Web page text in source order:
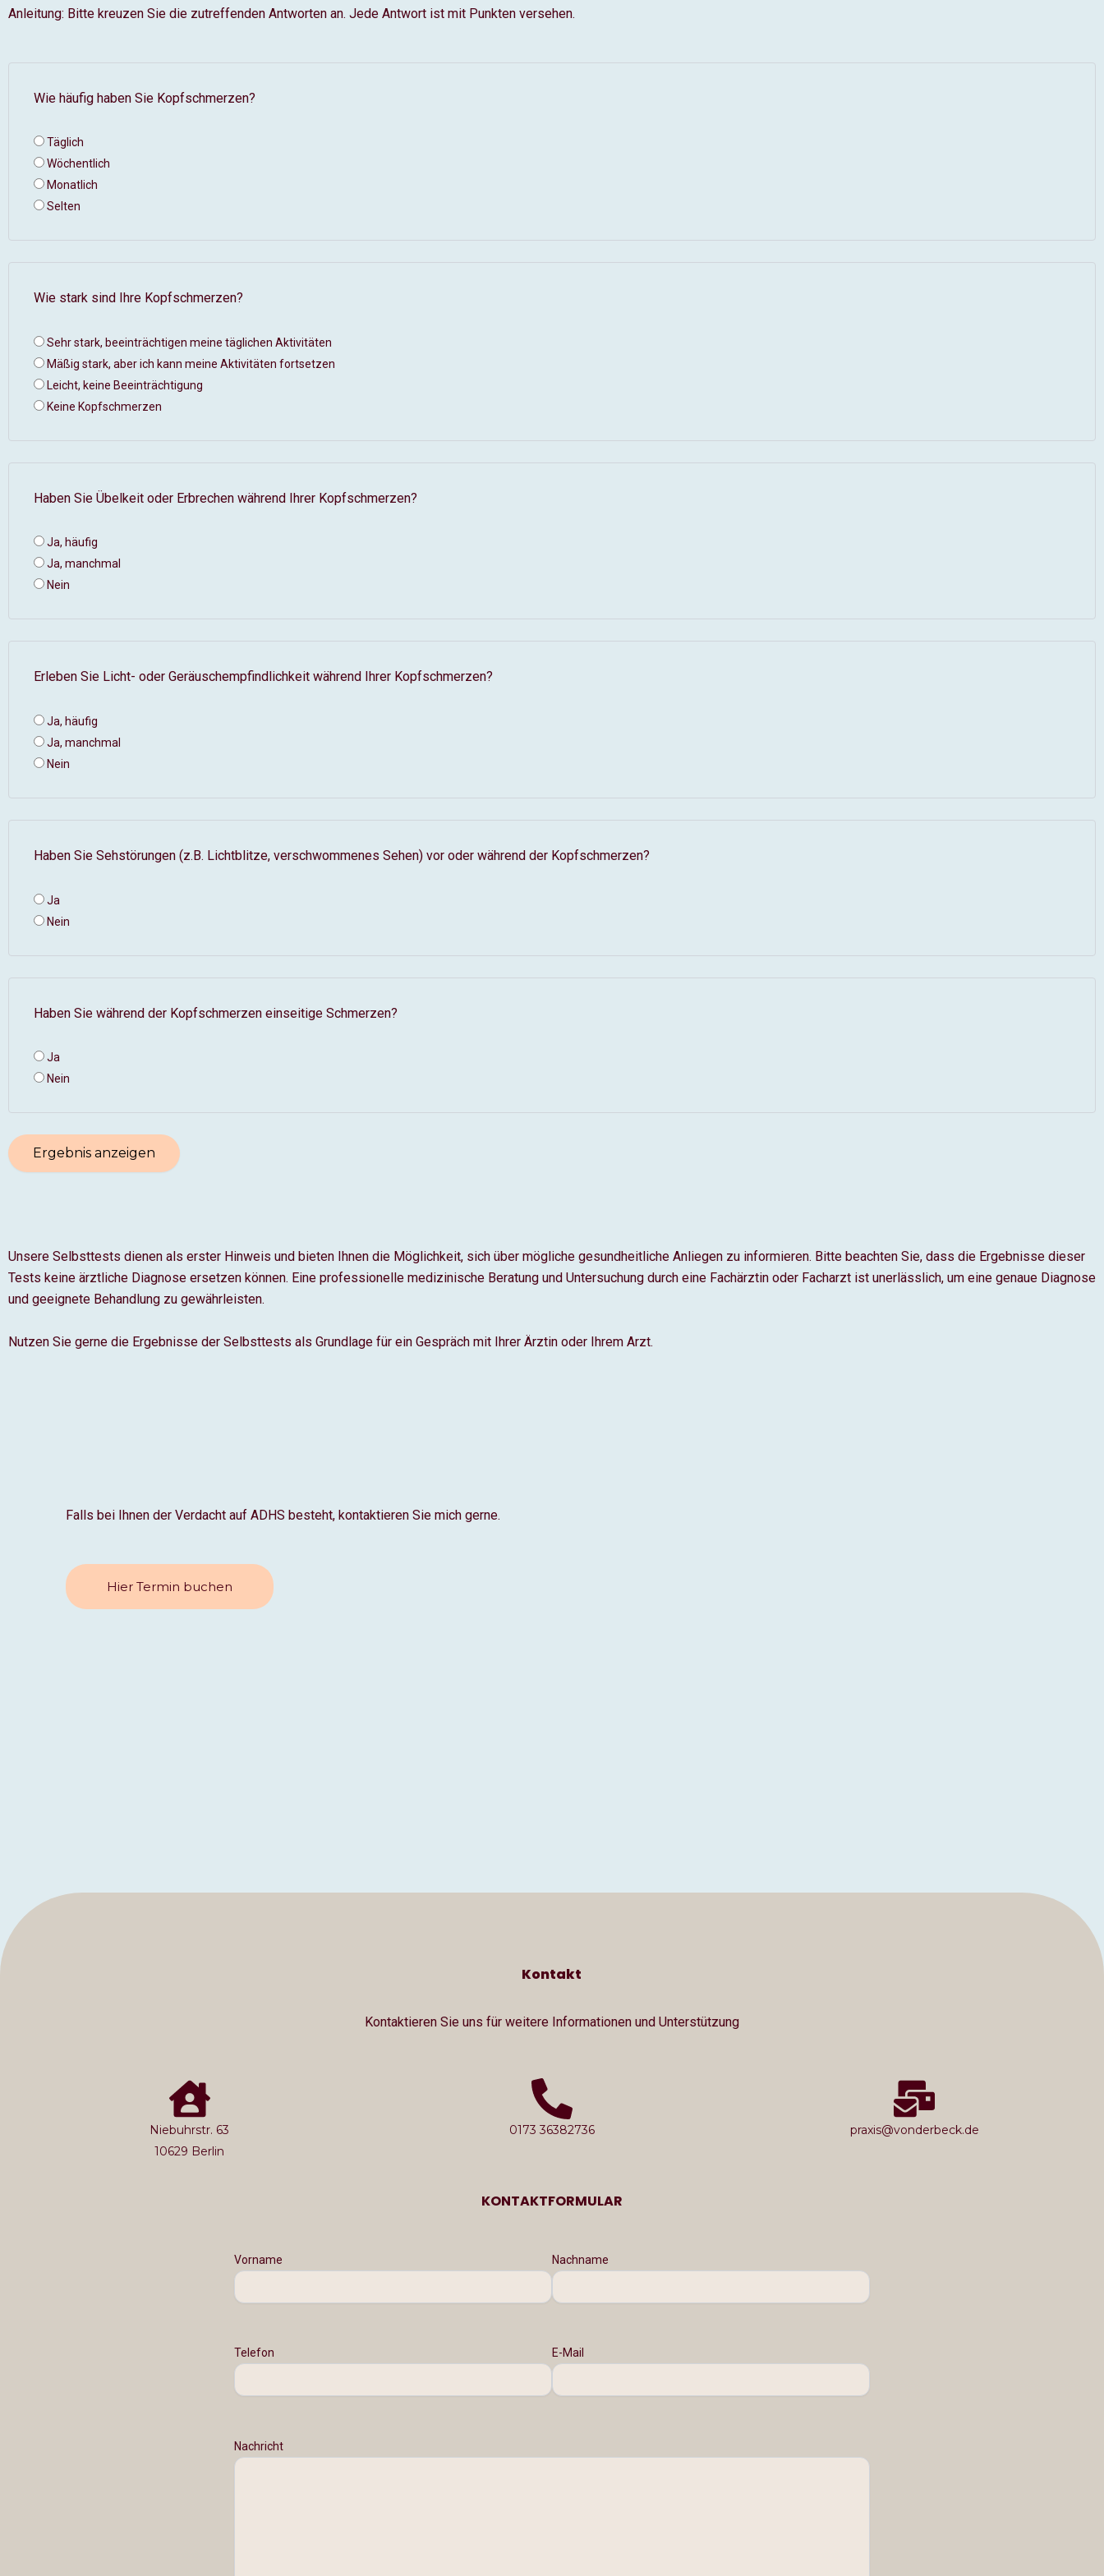
Anleitung: Bitte kreuzen Sie die zutreffenden Antworten an. Jede Antwort ist mit Punkten versehen.
Wie häufig haben Sie Kopfschmerzen?
Täglich
Wöchentlich
Monatlich
Selten
Wie stark sind Ihre Kopfschmerzen?
Sehr stark, beeinträchtigen meine täglichen Aktivitäten
Mäßig stark, aber ich kann meine Aktivitäten fortsetzen
Leicht, keine Beeinträchtigung
Keine Kopfschmerzen
Haben Sie Übelkeit oder Erbrechen während Ihrer Kopfschmerzen?
Ja, häufig
Ja, manchmal
Nein
Erleben Sie Licht- oder Geräuschempfindlichkeit während Ihrer Kopfschmerzen?
Ja, häufig
Ja, manchmal
Nein
Haben Sie Sehstörungen (z.B. Lichtblitze, verschwommenes Sehen) vor oder während der Kopfschmerzen?
Ja
Nein
Haben Sie während der Kopfschmerzen einseitige Schmerzen?
Ja
Nein
Unsere Selbsttests dienen als erster Hinweis und bieten Ihnen die Möglichkeit, sich über mögliche gesundheitliche Anliegen zu informieren. Bitte beachten Sie, dass die Ergebnisse dieser
Tests keine ärztliche Diagnose ersetzen können. Eine professionelle medizinische Beratung und Untersuchung durch eine Fachärztin oder Facharzt ist unerlässlich, um eine genaue Diagnose
und geeignete Behandlung zu gewährleisten.
Nutzen Sie gerne die Ergebnisse der Selbsttests als Grundlage für ein Gespräch mit Ihrer Ärztin oder Ihrem Arzt.
Falls bei Ihnen der Verdacht auf ADHS besteht, kontaktieren Sie mich gerne.
Hier Termin buchen
Kontakt
Kontaktieren Sie uns für weitere Informationen und Unterstützung
Niebuhrstr. 63
10629 Berlin
0173 36382736 praxis@vonderbeck.de
KONTAKTFORMULAR
Vorname Nachname
Telefon E-Mail
Nachricht